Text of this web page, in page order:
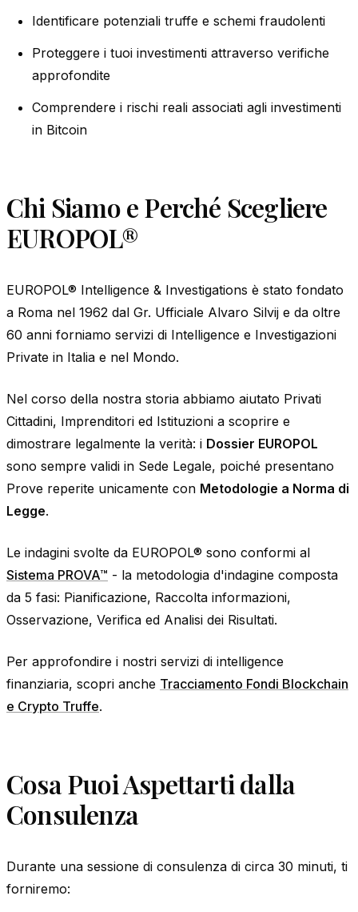
Identificare potenziali truffe e schemi fraudolenti
Proteggere i tuoi investimenti attraverso verifiche
approfondite
Comprendere i rischi reali associati agli investimenti
in Bitcoin
Chi Siamo e Perché Scegliere
EUROPOL®
EUROPOL® Intelligence & Investigations è stato fondato
a Roma nel 1962 dal Gr. Ufficiale Alvaro Silvij e da oltre
60 anni forniamo servizi di Intelligence e Investigazioni
Private in Italia e nel Mondo.
Nel corso della nostra storia abbiamo aiutato Privati
Cittadini, Imprenditori ed Istituzioni a scoprire e
dimostrare legalmente la verità: i Dossier EUROPOL
sono sempre validi in Sede Legale, poiché presentano
Prove reperite unicamente con Metodologie a Norma di
Legge.
Le indagini svolte da EUROPOL® sono conformi al
Sistema PROVA™ - la metodologia d'indagine composta
da 5 fasi: Pianificazione, Raccolta informazioni,
Osservazione, Verifica ed Analisi dei Risultati.
Per approfondire i nostri servizi di intelligence
finanziaria, scopri anche Tracciamento Fondi Blockchain
e Crypto Truffe.
Cosa Puoi Aspettarti dalla
Consulenza
Durante una sessione di consulenza di circa 30 minuti, ti
forniremo: